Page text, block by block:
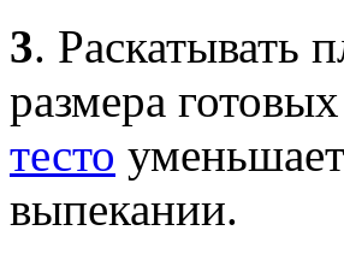
3. Раскатывать
размера
тесто
выпекании.